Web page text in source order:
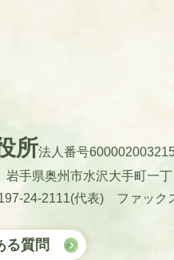
所法人番号
手県奥州市水沢大手町一
24-2111(代表)
ファック
る質問